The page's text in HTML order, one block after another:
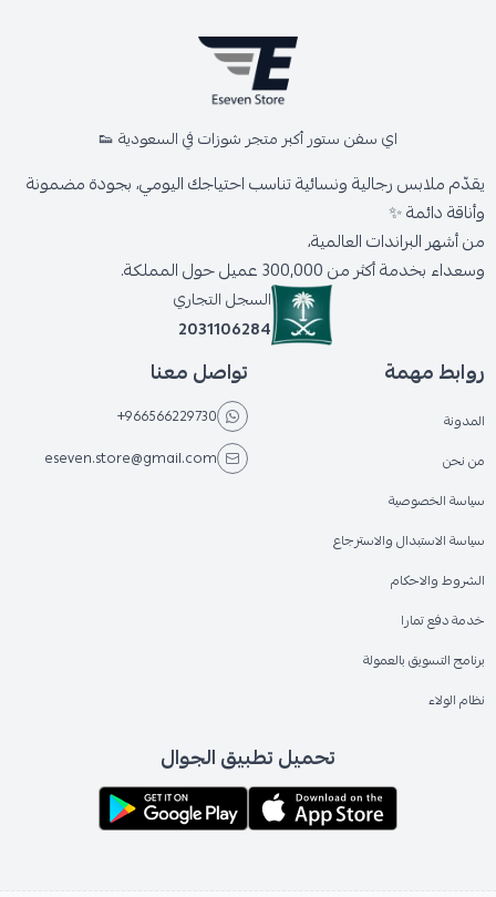
اي سفن ستور أكبر متجر شوزات في السعودية 👟
يقدّم ملابس رجالية ونسائية تناسب احتياجك اليومي، بجودة مضمونة
وأناقة دائمة ✨
من أشهر البراندات العالمية،
وسعداء بخدمة أكثر من 300,000 عميل حول المملكة.
السجل التجاري
2031106284
روابط مهمة
المدونة
من نحن
سياسة الخصوصية
سياسة الاستبدال والاسترجاع
الشروط والاحكام
خدمة دفع تمارا
برنامج التسويق بالعمولة
نظام الولاء
تواصل معنا
+966566229730
eseven.store@gmail.com
تحميل تطبيق الجوال